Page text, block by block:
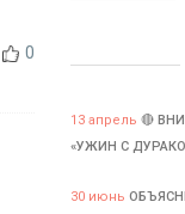
0
13 апрель 🔴
«УЖИН С
30 июнь